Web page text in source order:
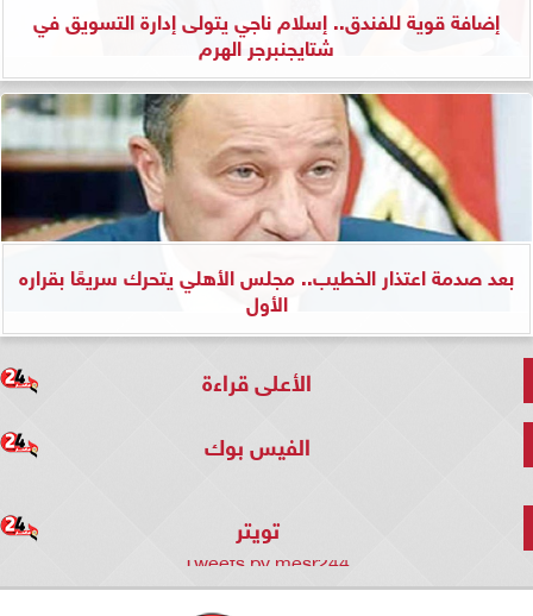
إضافة قوية للفندق.. إسلام ناجي يتولى إدارة التسويق في
شتايجنبرجر الهرم
بعد صدمة اعتذار الخطيب.. مجلس الأهلي يتحرك سريعًا بقراره
الأول
الأعلى قراءة
الفيس بوك
تويتر
Tweets by mesr244